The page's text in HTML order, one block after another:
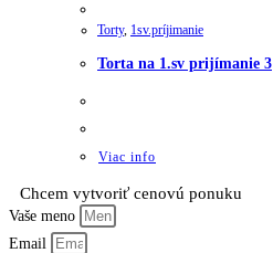
Torty, 1sv.príjimanie
Torta na 1.sv prijímanie 3
Viac info
Chcem vytvoriť cenovú ponuku
Vaše meno
Email